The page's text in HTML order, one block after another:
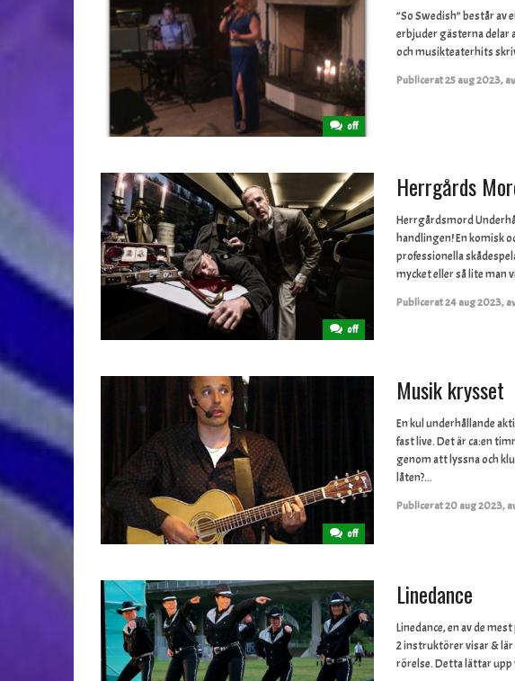
off
”So Swedish” består av
erbjuder gästerna delar
och musikteaterhits
Publicerat25 aug 2023,av
off
Herrgårds
Herrgårdsmord
handlingen! En komisk
professionella
mycket eller så lite man
Publicerat24 aug 2023,
off
Musik krysset
En kul underhållande
fast live. Det är ca:en
genom att lyssna och
låten?...
Publicerat20 aug 2023,
Linedance
Linedance, en av de
2 instruktörer visar &
rörelse. Detta lättar